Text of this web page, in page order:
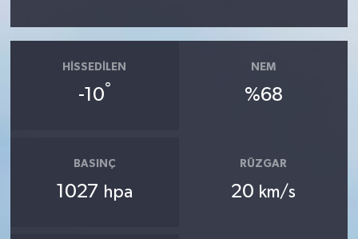
HISSEDILEN
-10°
NEM
%68
BASINÇ
1027 hpa
RÜZGAR
20 km/s